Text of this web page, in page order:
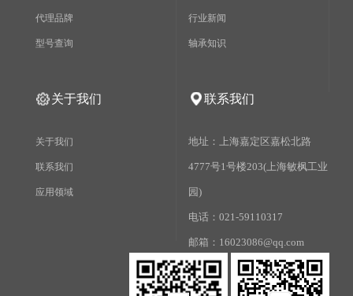
代理品牌
型号查询
行业新闻
轴承知识
关于我们
关于我们
联系我们
应用领域
联系我们
地址：上海嘉定区嘉松北路
4777号1号楼203(上海敏枫工业
园)
电话：021-59110317
邮箱：16023086@qq.com